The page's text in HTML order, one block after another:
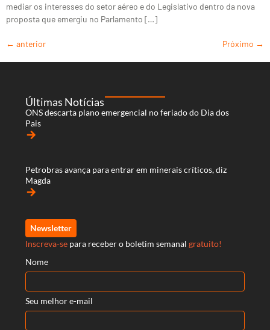
mediar os interesses do setor aéreo e do Legislativo dentro da nova
proposta que emergiu no Parlamento […]
← anterior Próximo →
Últimas Notícias
ONS descarta plano emergencial no feriado do Dia dos
Pais
arrow_forward
Petrobras avança para entrar em minerais críticos, diz
Magda
arrow_forward
Newsletter
Inscreva-se para receber o boletim semanal gratuito!
Nome
Seu melhor e-mail